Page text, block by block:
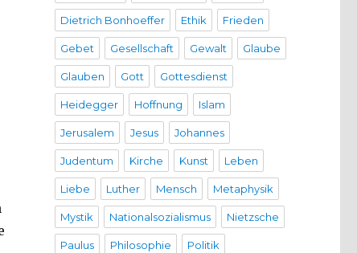
Dietrich Bonhoeffer Ethik Frieden
Gebet Gesellschaft Gewalt Glaube
Glauben Gott Gottesdienst
Heidegger Hoffnung Islam
Jerusalem Jesus Johannes
Judentum Kirche Kunst Leben
Liebe Luther Mensch Metaphysik
Mystik Nationalsozialismus Nietzsche
Paulus Philosophie Politik